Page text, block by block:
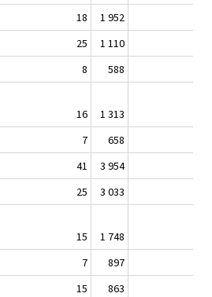
18
1 952
25
1 110
8
588
16
1 313
7
658
41
3 954
25
3 033
15
1 748
7
897
15
863